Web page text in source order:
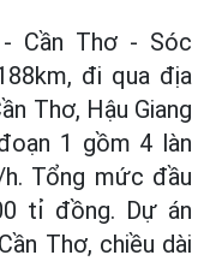
Cần Thơ - Sóc
đi qua địa
Thơ, Hậu Giang
1 gồm 4 làn
Tổng mức đầu
tỉ đồng. Dự án
Thơ, chiều dài